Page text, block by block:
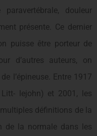
douleur
présente. Ce dernier
puisse être porteur de
d’autres auteurs, on
l’épineuse. Entre 1917
lejohn) et 2001, les
définitions de la
de la normale dans les